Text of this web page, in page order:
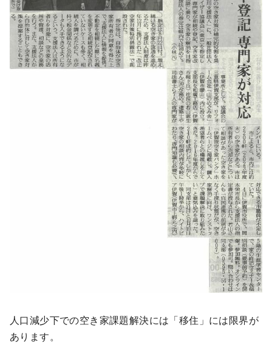
人口減少下での空き家課題解決には「移住」には限界が
あります。